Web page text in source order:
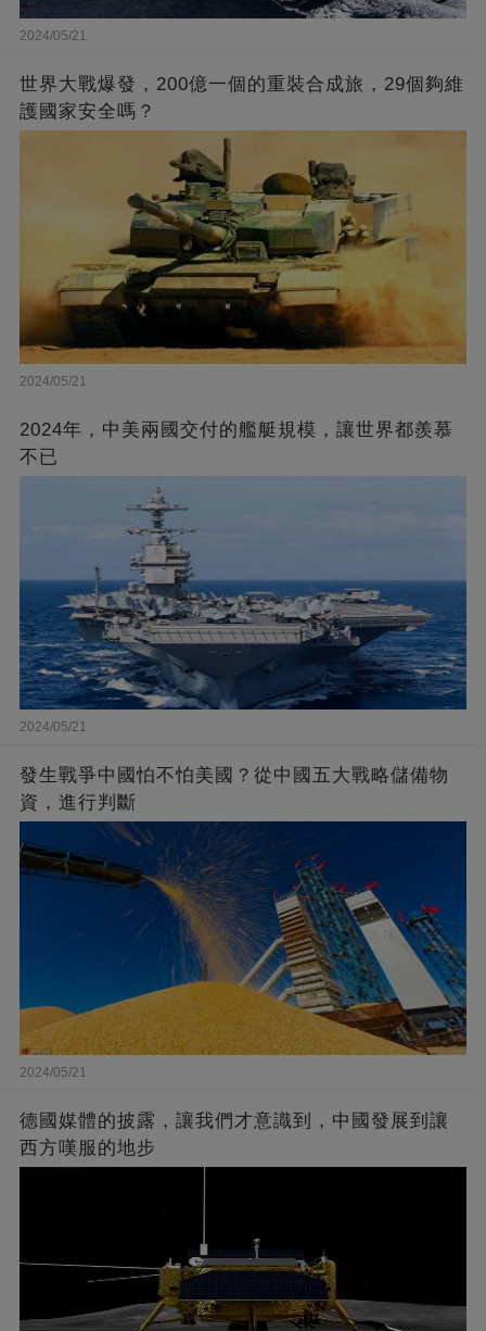
2024/05/21
世界大戰爆發，200億一個的重裝合成旅，29個夠維
護國家安全嗎？
2024/05/21
2024年，中美兩國交付的艦艇規模，讓世界都羨慕
不已
2024/05/21
發生戰爭中國怕不怕美國？從中國五大戰略儲備物
資，進行判斷
2024/05/21
德國媒體的披露，讓我們才意識到，中國發展到讓
西方嘆服的地步